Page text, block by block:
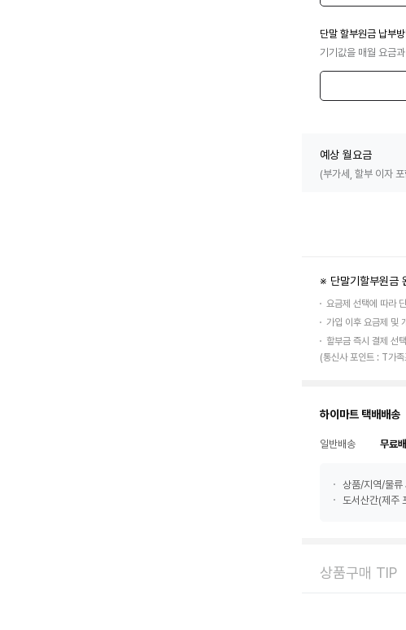
단말 할부원금 납부
기기값을 매월 요금
예상 월요금
(부가세, 할부 이자 포
※ 단말기할부원금
요금제 선택에 따라
가입 이후 요금제 및
할부금 즉시 결제 선
(통신사 포인트 : T가
하이마트 택배배송
일반배송 무료
상품/지역/물류
도서산간(제주
상품구매 TIP